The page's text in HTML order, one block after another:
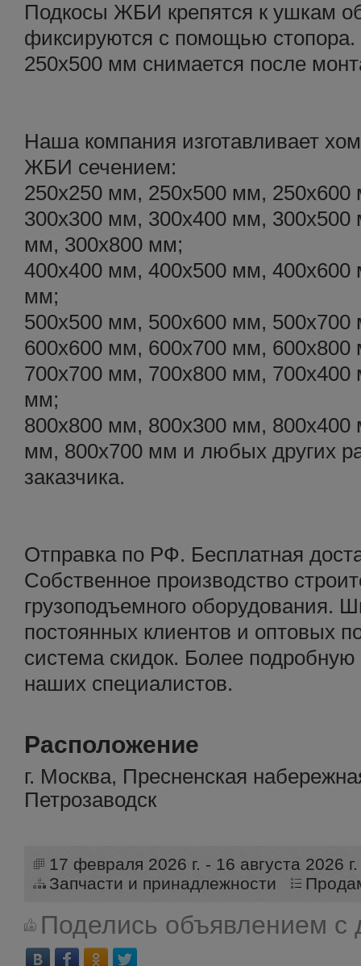
Подкосы ЖБИ крепятся к ушкам
фиксируются с помощью
250х500 мм снимается после
Наша компания изготавливает
ЖБИ сечением:
250х250 мм, 250х500 мм, 250х600
300х300 мм, 300х400 мм,
мм, 300х800 мм;
400х400 мм, 400х500 мм,
мм;
500х500 мм, 500х600 мм,
600х600 мм, 600х700 мм, 600х800
700х700 мм, 700х800 мм,
мм;
800х800 мм, 800х300 мм,
мм, 800х700 мм и любых других
заказчика.
Отправка по РФ. Бесплатная
Собственное производство
грузоподъемного оборудования.
постоянных клиентов и оптовых
система скидок. Более
наших специалистов.
Расположение
г. Москва, Пресненская
Петрозаводск
17 февраля 2026 г. - 16 августа 2026 г.
Запчасти и принадлежности
Поделись объявлением с